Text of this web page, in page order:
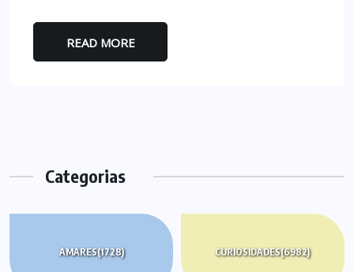
READ MORE
Categorias
AMARES(1728) CURIOSIDADES(6982)